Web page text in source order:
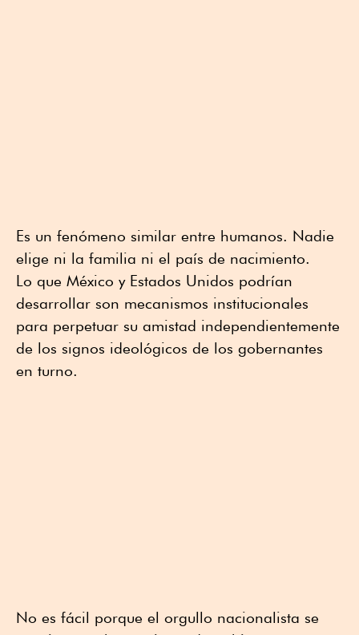
Es un fenómeno similar entre humanos. Nadie
elige ni la familia ni el país de nacimiento.
Lo que México y Estados Unidos podrían
desarrollar son mecanismos institucionales
para perpetuar su amistad independientemente
de los signos ideológicos de los gobernantes
en turno.
No es fácil porque el orgullo nacionalista se